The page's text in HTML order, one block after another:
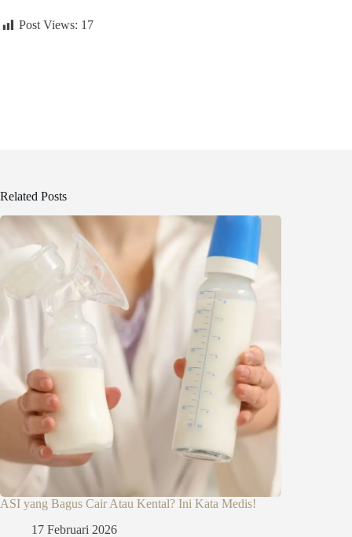
Post Views: 17
Related Posts
ASI yang Bagus Cair Atau Kental? Ini Kata Medis!
17 Februari 2026